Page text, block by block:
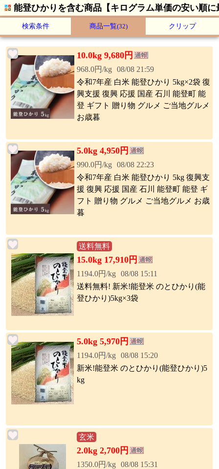
能登ひかりを含む商品【キログラム単価の安い順
検索条件 商品一覧(32) クリップ
10.0kg 9,680円
968.0円/kg 08/08 21:59
令和7年産 白米 能登ひかり 5kg×2袋 復
興支援 復興 応援 国産 石川 能登町 能
登 ギフト 贈り物 グルメ ご当地グルメ
お歳暮
5.0kg 4,950円
990.0円/kg 08/08 22:23
令和7年産 白米 能登ひかり 5kg 復興支
援 復興 応援 国産 石川 能登町 能登 ギ
フト 贈り物 グルメ ご当地グルメ お歳
暮
送料無料
15.0kg 17,910円
1194.0円/kg 08/08 15:11
送料無料! 新米!能登米 のとひかり(能
登ひかり)5kg×3袋
5.0kg 5,970円
1194.0円/kg 08/08 15:20
新米!能登米 のとひかり(能登ひかり)5
kg
玄米
2.0kg 2,700円
1350.0円/kg 08/08 15:31